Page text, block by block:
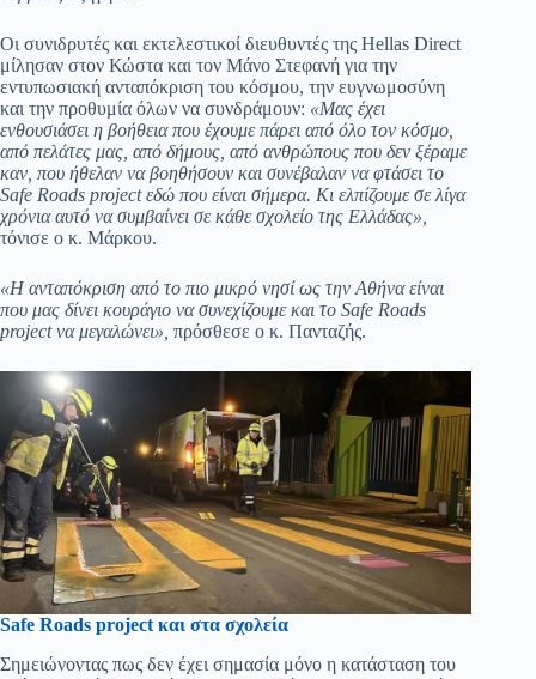
Οι συνιδρυτές και εκτελεστικοί διευθυντές της Hellas Direct
μίλησαν στον Κώστα και τον Μάνο Στεφανή για την
εντυπωσιακή ανταπόκριση του κόσμου, την ευγνωμοσύνη
και την προθυμία όλων να συνδράμουν: «Μας έχει
ενθουσιάσει η βοήθεια που έχουμε πάρει από όλο τον κόσμο,
από πελάτες μας, από δήμους, από ανθρώπους που δεν ξέραμε
καν, που ήθελαν να βοηθήσουν και συνέβαλαν να φτάσει το
Safe Roads projectεδώ που είναι σήμερα. Κι ελπίζουμε σε λίγα
χρόνια αυτό να συμβαίνει σε κάθε σχολείο της Ελλάδας»,
τόνισε ο κ. Μάρκου.
«Η ανταπόκριση από το πιο μικρό νησί ως την Αθήνα είναι
που μας δίνει κουράγιο να συνεχίζουμε και το Safe Roads
projectνα μεγαλώνει», πρόσθεσε ο κ. Πανταζής.
Safe Roads project και στα σχολεία
Σημειώνοντας πως δεν έχει σημασία μόνο η κατάσταση του